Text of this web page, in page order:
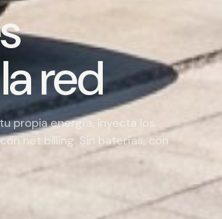
red
propia energía, inyecta los
net billing. Sin baterías, con